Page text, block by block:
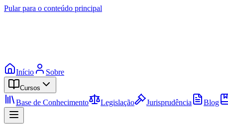
Pular para o conteúdo principal
Início Sobre
Cursos
Base de Conhecimento Legislação Jurisprudência Blog